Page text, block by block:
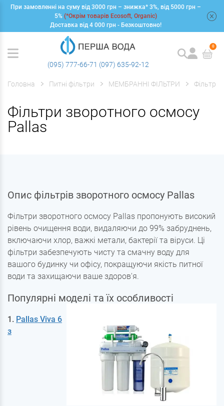
При замовленні на суму від 3000 грн – знижка* 3%, від 5000 грн –
5% (*Окрім товарів Ecosoft, Organic)
Доставка від 4 000 грн - Безкоштовно!
(095) 777-66-71 (097) 635-92-12
0
Головна Питні фільтри МЕМБРАННІ ФІЛЬТРИ Фільтри
Фільтри зворотного осмосу
Pallas
Опис фільтрів зворотного осмосу Pallas
Фільтри зворотного осмосу Pallas пропонують високий
рівень очищення води, видаляючи до 99% забруднень,
включаючи хлор, важкі метали, бактерії та віруси. Ці
фільтри забезпечують чисту та смачну воду для
вашого будинку чи офісу, покращуючи якість питної
води та захищаючи ваше здоров'я.
Популярні моделі та їх особливості
1. Pallas Viva 6
з